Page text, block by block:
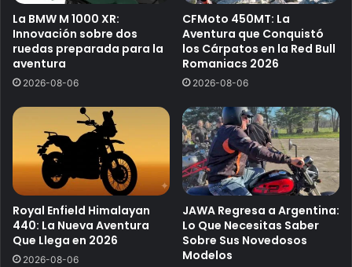
La BMW M 1000 XR:
Innovación sobre dos
ruedas preparada para la
aventura
2026-08-06
CFMoto 450MT: La
Aventura que Conquistó
los Cárpatos en la Red Bull
Romaniacs 2026
2026-08-06
Royal Enfield Himalayan
440: La Nueva Aventura
Que Llega en 2026
2026-08-06
JAWA Regresa a Argentina:
Lo Que Necesitas Saber
Sobre Sus Novedosos
Modelos